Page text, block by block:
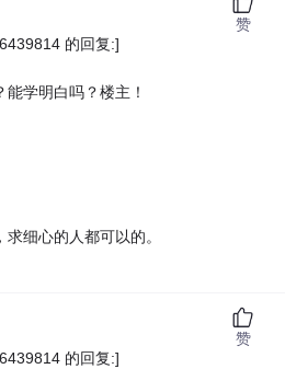
的回复:]
学明白吗？楼主！
细心的人都可以的。
赞
的回复:]
赞